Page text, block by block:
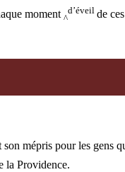
moment ^
d’éveil de
mépris pour les gens
la Providence.